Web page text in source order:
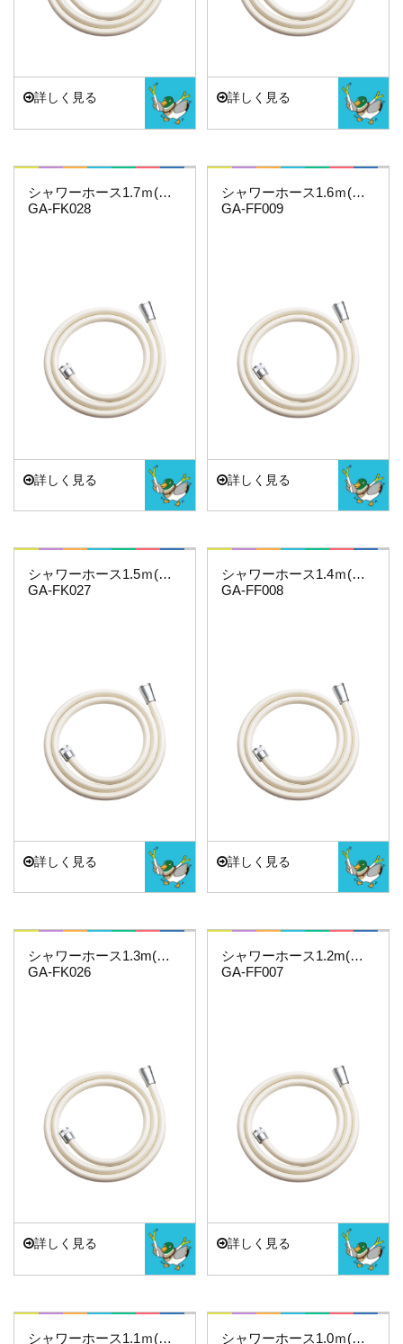
詳しく見る 詳しく見る
これカモ・・・
シャワーホース1.7ｍ(アイボリー)
GA-FK028
詳しく見る
これカモ・・・
シャワーホース1.6ｍ(アイボリー)
GA-FF009
詳しく見る
これカモ・・・
シャワーホース1.5ｍ(アイボリー)
GA-FK027
詳しく見る
これカモ・・・
シャワーホース1.4ｍ(アイボリー)
GA-FF008
詳しく見る
シャワーホース1.3m(アイボリー)
GA-FK026
詳しく見る
シャワーホース1.2m(アイボリー)
GA-FF007
詳しく見る
これカモ・・・
シャワーホース1.1ｍ(アイボリー)
これカモ・・・
シャワーホース1.0ｍ(アイボリー)